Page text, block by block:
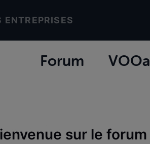
ENTREPRISES
Forum
sur le forum